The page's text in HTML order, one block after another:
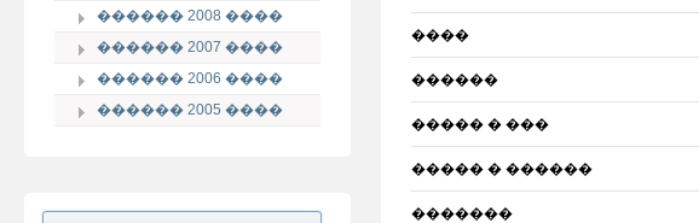
������ 2008 ����
������ 2007 ����
������ 2006 ����
������ 2005 ����
����
������
����� � ���
����� � ������
�������